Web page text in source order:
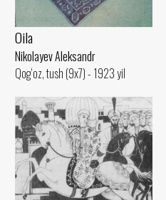
Oila
Nikolayev Aleksandr
Qog‘oz, tush (9x7) - 1923 yil